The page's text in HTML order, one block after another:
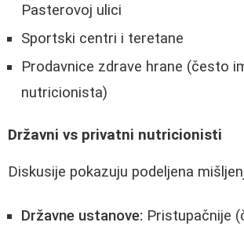
Pasterovoj ulici
Sportski centri i teretane
Prodavnice zdrave hrane (često
nutricionista)
Državni vs privatni nutricionisti
Diskusije pokazuju podeljena
Državne ustanove: Pristupačnije